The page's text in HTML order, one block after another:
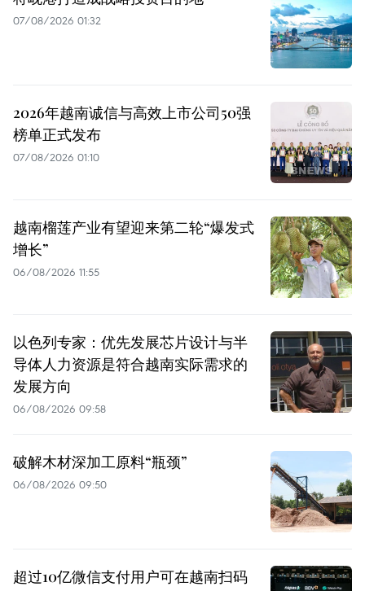
07/08/2026 01:32
2026年越南诚信与高效上市公司50强
榜单正式发布
07/08/2026 01:10
越南榴莲产业有望迎来第二轮“爆发式
增长”
06/08/2026 11:55
以色列专家：优先发展芯片设计与半
导体人力资源是符合越南实际需求的
发展方向
06/08/2026 09:58
破解木材深加工原料“瓶颈”
06/08/2026 09:50
超过10亿微信支付用户可在越南扫码